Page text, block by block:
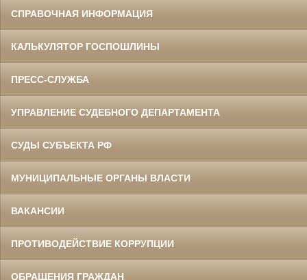
СПРАВОЧНАЯ ИНФОРМАЦИЯ
КАЛЬКУЛЯТОР ГОСПОШЛИНЫ
ПРЕСС-СЛУЖБА
УПРАВЛЕНИЕ СУДЕБНОГО ДЕПАРТАМЕНТА
СУДЫ СУБЪЕКТА РФ
МУНИЦИПАЛЬНЫЕ ОРГАНЫ ВЛАСТИ
ВАКАНСИИ
ПРОТИВОДЕЙСТВИЕ КОРРУПЦИИ
ОБРАЩЕНИЯ ГРАЖДАН